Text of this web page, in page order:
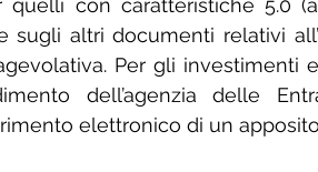
quelli con caratteristiche 5.0
sugli altri documenti relativi
Per gli investimenti
dell’agenzia delle
elettronico di un